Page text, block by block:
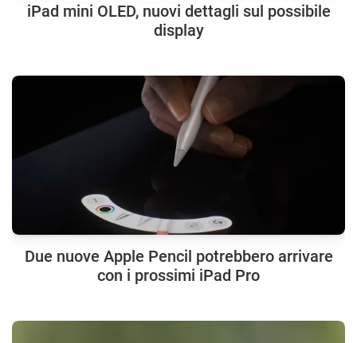
iPad mini OLED, nuovi dettagli sul possibile
display
Due nuove Apple Pencil potrebbero arrivare
con i prossimi iPad Pro